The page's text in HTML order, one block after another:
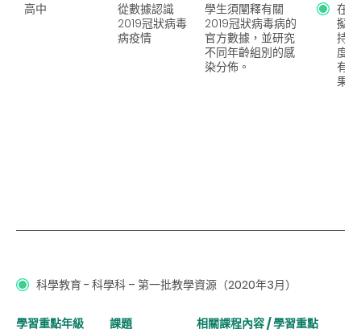
高中
從數據認識
2019冠狀病毒
病疫情
學生須闡釋有關
2019冠狀病毒病的
官方數據，並研究
不同年齡組別的感
染分佈。
在
擬
持
度
有
果
科學教育 - 科學科 – 第一批教學資源（2020年3月）
學習重點年級 課題 相關課程內容 / 學習重點